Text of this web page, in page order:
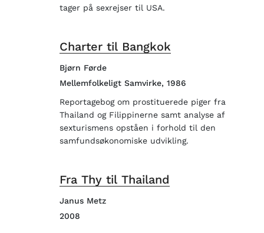
tager på sexrejser til USA.
Charter til Bangkok
Bjørn Førde
Mellemfolkeligt Samvirke, 1986
Reportagebog om prostituerede piger fra
Thailand og Filippinerne samt analyse af
sexturismens opståen i forhold til den
samfundsøkonomiske udvikling.
Fra Thy til Thailand
Janus Metz
2008